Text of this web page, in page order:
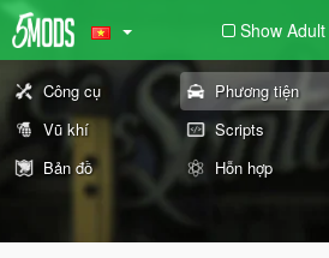
Show Adult
Công cụ Phương tiện
Vũ khí
Scripts
Bản đồ
Hỗn hợp